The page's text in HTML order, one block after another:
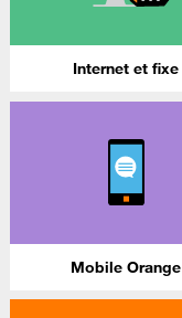
Internet et fixe
Mobile Orange